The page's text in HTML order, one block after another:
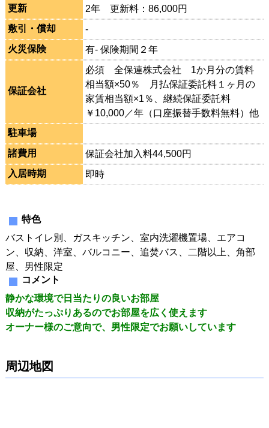
更新
2年 更新料：86,000円
敷引・償却
-
火災保険
有- 保険期間２年
保証会社
必須 全保連株式会社 1か月分の賃料
相当額×50％ 月払保証委託料１ヶ月の
家賃相当額×1％、継続保証委託料
￥10,000／年（口座振替手数料無料）他
駐車場
諸費用
保証会社加入料44,500円
入居時期
即時
特色
バストイレ別、ガスキッチン、室内洗濯機置場、エアコ
ン、収納、洋室、バルコニー、追焚バス、二階以上、角部
屋、男性限定
コメント
静かな環境で日当たりの良いお部屋
収納がたっぷりあるのでお部屋を広く使えます
オーナー様のご意向で、男性限定でお願いしています
周辺地図